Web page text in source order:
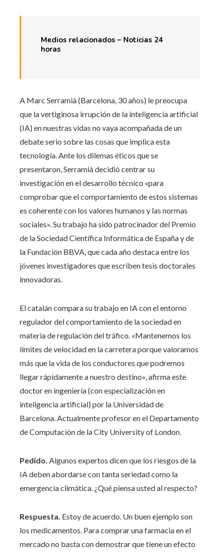
Medios relacionados – Noticias 24
horas
A Marc Serramià (Barcelona, ​​30 años) le preocupa
que la vertiginosa irrupción de la inteligencia artificial
(IA) en nuestras vidas no vaya acompañada de un
debate serio sobre las cosas que implica esta
tecnología. Ante los dilemas éticos que se
presentaron, Serramià decidió centrar su
investigación en el desarrollo técnico «para
comprobar que el comportamiento de estos sistemas
es coherente con los valores humanos y las normas
sociales». Su trabajo ha sido patrocinador del Premio
de la Sociedad Científica Informática de España y de
la Fundación BBVA, que cada año destaca entre los
jóvenes investigadores que escriben tesis doctorales
innovadoras.
El catalán compara su trabajo en IA con el entorno
regulador del comportamiento de la sociedad en
materia de regulación del tráfico. «Mantenemos los
límites de velocidad en la carretera porque valoramos
más que la vida de los conductores que podremos
llegar rápidamente a nuestro destino», afirma este
doctor en ingeniería (con especialización en
inteligencia artificial) por la Universidad de
Barcelona. Actualmente profesor en el Departamento
de Computación de la City University of London.
Pedido. Algunos expertos dicen que los riesgos de la
IA deben abordarse con tanta seriedad como la
emergencia climática. ¿Qué piensa usted al respecto?
Respuesta. Estoy de acuerdo. Un buen ejemplo son
los medicamentos. Para comprar una farmacia en el
mercado no basta con demostrar que tiene un efecto